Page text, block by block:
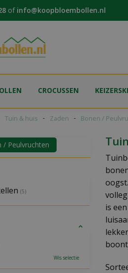
Tuin & huis Zaden Bonen /
of info@koopbloembollen.nl
CROCUSSEN
is
/ Peulvruchten
(5)
Wis selectie